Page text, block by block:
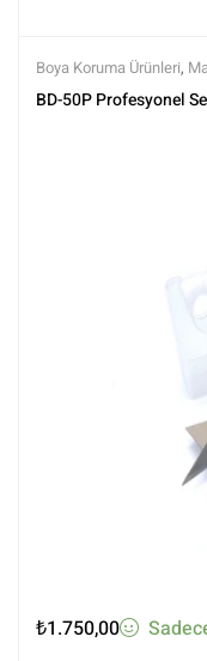
Boya Koruma Ürünleri,
Kaplama Ürünleri,Tüm
BD-50P Profesyonel
₺1.750,00